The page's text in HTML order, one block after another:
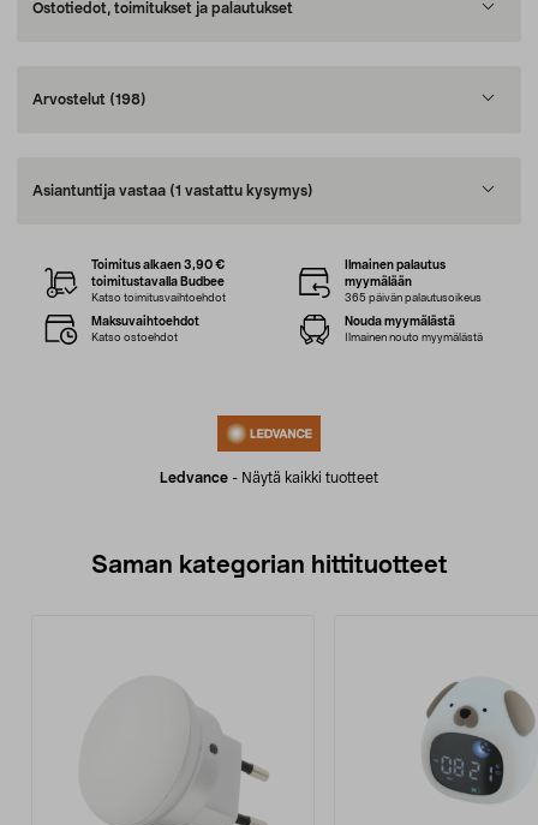
Ostotiedot, toimitukset ja palautukset
Arvostelut (198)
Asiantuntija vastaa (1 vastattu kysymys)
Ledvance - Näytä kaikki tuotteet
Toimitus alkaen 3,90 €
toimitustavalla Budbee
Katso toimitusvaihtoehdot
Ilmainen palautus
myymälään
365 päivän palautusoikeus
Maksuvaihtoehdot
Katso ostoehdot
Nouda myymälästä
Ilmainen nouto myymälästä
Saman kategorian hittituotteet